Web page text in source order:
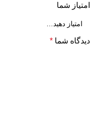
امتیاز شما
دیدگاه شما *